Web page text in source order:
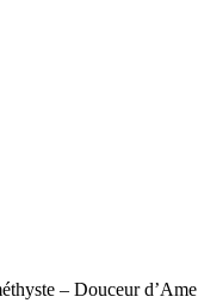
– Douceur d’Ame